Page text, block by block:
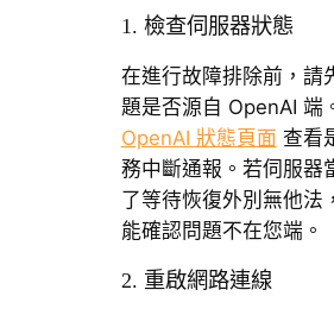
1. 檢查伺服器狀態
在進行故障排除前，請
題是否源自 OpenAI 端
OpenAI 狀態頁面 查看
務中斷通報。若伺服器
了等待恢復外別無他法
能確認問題不在您端。
2. 重啟網路連線